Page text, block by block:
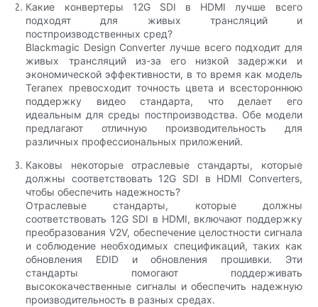
Какие конвертеры 12G SDI в HDMI лучше всего
подходят для живых трансляций и
постпроизводственных сред?
Blackmagic Design Converter лучше всего подходит для
живых трансляций из-за его низкой задержки и
экономической эффективности, в то время как модель
Teranex превосходит точность цвета и всестороннюю
поддержку видео стандарта, что делает его
идеальным для среды постпроизводства. Обе модели
предлагают отличную производительность для
различных профессиональных приложений.
Каковы некоторые отраслевые стандарты, которые
должны соответствовать 12G SDI в HDMI Converters,
чтобы обеспечить надежность?
Отраслевые стандарты, которые должны
соответствовать 12G SDI в HDMI, включают поддержку
преобразования V2V, обеспечение целостности сигнала
и соблюдение необходимых спецификаций, таких как
обновления EDID и обновления прошивки. Эти
стандарты помогают поддерживать
высококачественные сигналы и обеспечить надежную
производительность в разных средах.